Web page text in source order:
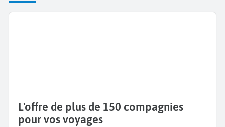
L'offre de plus de 150 compagnies
pour vos voyages